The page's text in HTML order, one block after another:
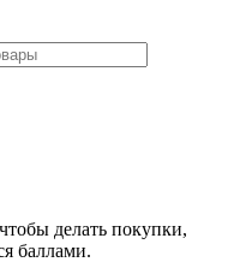
делать покупки,
баллами.